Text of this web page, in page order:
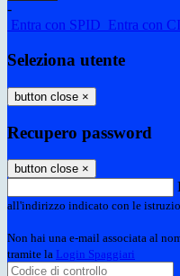
-
Entra con SPID Entra con
Seleziona utente
button close ×
Recupero password
button close ×
all'indirizzo indicato con le
Non hai una e-mail associata al
tramite la Login Spaggiari